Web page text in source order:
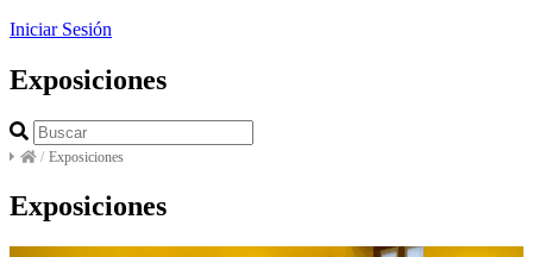
Iniciar Sesión
Exposiciones
/ Exposiciones
Exposiciones